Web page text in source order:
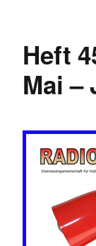
Heft
Mai –